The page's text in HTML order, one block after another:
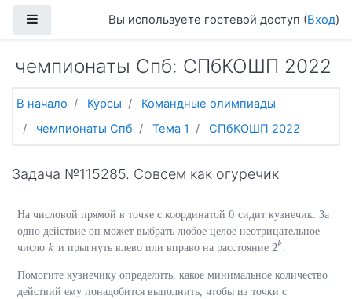
Боковая панельВы используете гостевой доступ (Вход)
чемпионаты Спб: СПбКОШП 2022
В начало Курсы
Командные олимпиады
чемпионаты Спб
Тема 1 СПбКОШП 2022
Задача №115285. Совсем как огуречик
На числовой прямой в точке с координатой 0
0 сидит кузнечик. За
одно действие он может выбрать любое целое неотрицательное
число k
k и прыгнуть влево или вправо на расстояние 2k
2k .
Помогите кузнечику определить, какое минимальное количество
действий ему понадобится выполнить, чтобы из точки с